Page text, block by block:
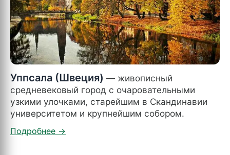
Уппсала (Швеция) — живописный
средневековый город с очаровательными
узкими улочками, старейшим в Скандинавии
университетом и крупнейшим собором.